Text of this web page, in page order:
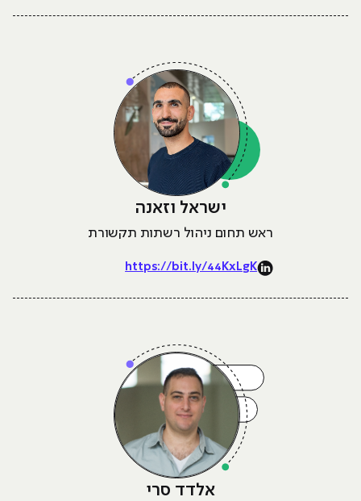
ישראל וזאנה
ראש תחום ניהול רשתות תקשורת
https://bit.ly/44KxLgK
אלדד סרי